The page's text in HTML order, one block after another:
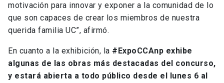
motivación para innovar y exponer a la comunidad de lo
que son capaces de crear los miembros de nuestra
querida familia UC”, afirmó.
En cuanto a la exhibición, la #ExpoCCAnp exhibe
algunas de las obras más destacadas del concurso,
y estará abierta a todo público desde el lunes 6 al